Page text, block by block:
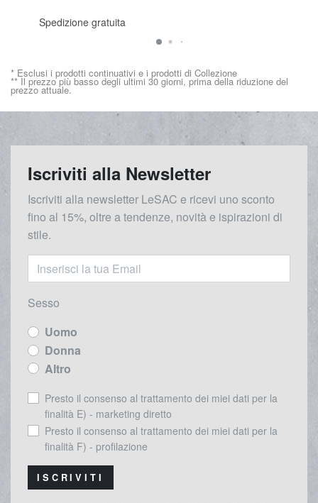
Spedizione gratuita
* Esclusi i prodotti continuativi e i prodotti di Collezione
** Il prezzo più basso degli ultimi 30 giorni, prima della riduzione del
prezzo attuale.
Iscriviti alla Newsletter
Iscriviti alla newsletter LeSAC e ricevi uno sconto
fino al 15%, oltre a tendenze, novità e ispirazioni di
stile.
Sesso
Uomo
Donna
Altro
Presto il consenso al trattamento dei miei dati per la
finalità E) - marketing diretto
Presto il consenso al trattamento dei miei dati per la
finalità F) - profilazione
ISCRIVITI